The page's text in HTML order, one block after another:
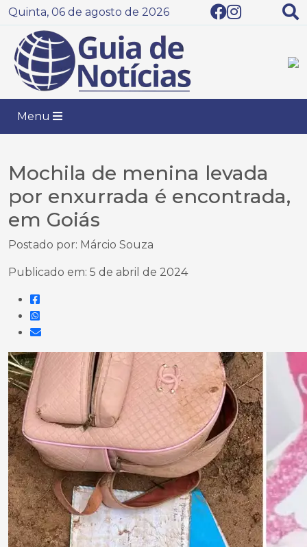
Quinta, 06 de agosto de 2026
Menu
Mochila de menina levada
por enxurrada é encontrada,
em Goiás
Postado por: Márcio Souza
Publicado em: 5 de abril de 2024